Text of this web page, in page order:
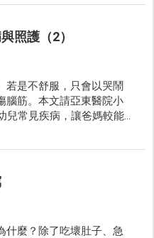
照護（2）
若是不舒服，只會以哭鬧
腦筋。本文請亞東醫院小
兒常見疾病，讓爸媽較能
什麼？除了吃壞肚子、急